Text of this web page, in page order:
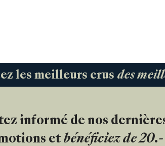
les meilleurs crus des
informé de nos
et bénéficiez de